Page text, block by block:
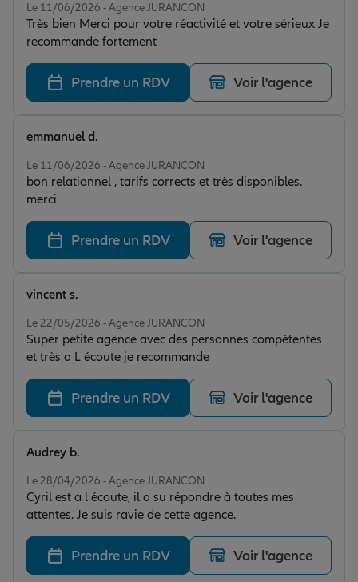
Le 11/06/2026 - Agence JURANCON
Très bien Merci pour votre réactivité et votre sérieux Je
recommande fortement
Prendre un RDV Voir l'agence
Le 11/06/2026 - Agence JURANCON
bon relationnel , tarifs corrects et très disponibles.
merci
emmanuel d.
Prendre un RDV Voir l'agence
Le 22/05/2026 - Agence JURANCON
Super petite agence avec des personnes compétentes
et très a L écoute je recommande
vincent s.
Prendre un RDV Voir l'agence
Le 28/04/2026 - Agence JURANCON
Cyril est a l écoute, il a su répondre à toutes mes
attentes. Je suis ravie de cette agence.
Audrey b.
Prendre un RDV Voir l'agence